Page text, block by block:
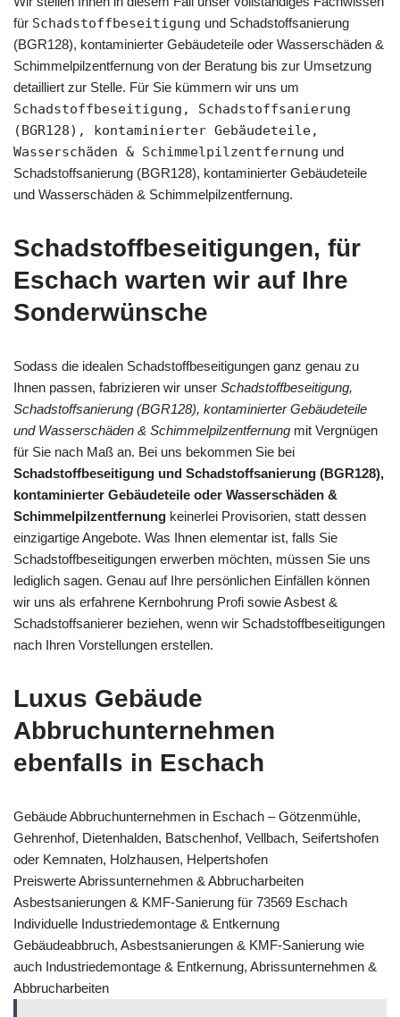
für Schadstoffbeseitigung und Schadstoffsanierung
(BGR128), kontaminierter Gebäudeteile oder Wasserschäden &
Schimmelpilzentfernung von der Beratung bis zur Umsetzung
detailliert zur Stelle. Für Sie kümmern wir uns um
Schadstoffbeseitigung, Schadstoffsanierung
(BGR128), kontaminierter Gebäudeteile,
Wasserschäden & Schimmelpilzentfernung und
Schadstoffsanierung (BGR128), kontaminierter Gebäudeteile
und Wasserschäden & Schimmelpilzentfernung.
Schadstoffbeseitigungen, für
Eschach warten wir auf Ihre
Sonderwünsche
Sodass die idealen Schadstoffbeseitigungen ganz genau zu
Ihnen passen, fabrizieren wir unser Schadstoffbeseitigung,
Schadstoffsanierung (BGR128), kontaminierter Gebäudeteile
und Wasserschäden & Schimmelpilzentfernung mit Vergnügen
für Sie nach Maß an. Bei uns bekommen Sie bei
Schadstoffbeseitigung und Schadstoffsanierung (BGR128),
kontaminierter Gebäudeteile oder Wasserschäden &
Schimmelpilzentfernung keinerlei Provisorien, statt dessen
einzigartige Angebote. Was Ihnen elementar ist, falls Sie
Schadstoffbeseitigungen erwerben möchten, müssen Sie uns
lediglich sagen. Genau auf Ihre persönlichen Einfällen können
wir uns als erfahrene Kernbohrung Profi sowie Asbest &
Schadstoffsanierer beziehen, wenn wir Schadstoffbeseitigungen
nach Ihren Vorstellungen erstellen.
Luxus Gebäude
Abbruchunternehmen
ebenfalls in Eschach
Gebäude Abbruchunternehmen in Eschach – Götzenmühle,
Gehrenhof, Dietenhalden, Batschenhof, Vellbach, Seifertshofen
oder Kemnaten, Holzhausen, Helpertshofen
Preiswerte Abrissunternehmen & Abbrucharbeiten
Asbestsanierungen & KMF-Sanierung für 73569 Eschach
Individuelle Industriedemontage & Entkernung
Gebäudeabbruch, Asbestsanierungen & KMF-Sanierung wie
auch Industriedemontage & Entkernung, Abrissunternehmen &
Abbrucharbeiten